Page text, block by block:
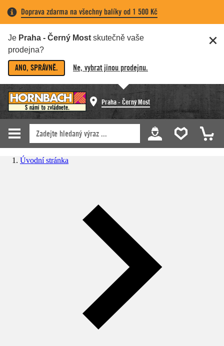
Doprava zdarma na všechny balíky od 1 500 Kč
Je Praha - Černý Most skutečně vaše
prodejna?
ANO, SPRÁVNĚ. Ne, vybrat jinou prodejnu.
Praha - Černý Most
Úvodní stránka